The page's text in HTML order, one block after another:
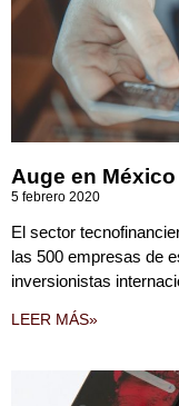
Auge en
5 febrero 2020
El sector
las 500 empresas de
inversionistas
LEER MÁS»